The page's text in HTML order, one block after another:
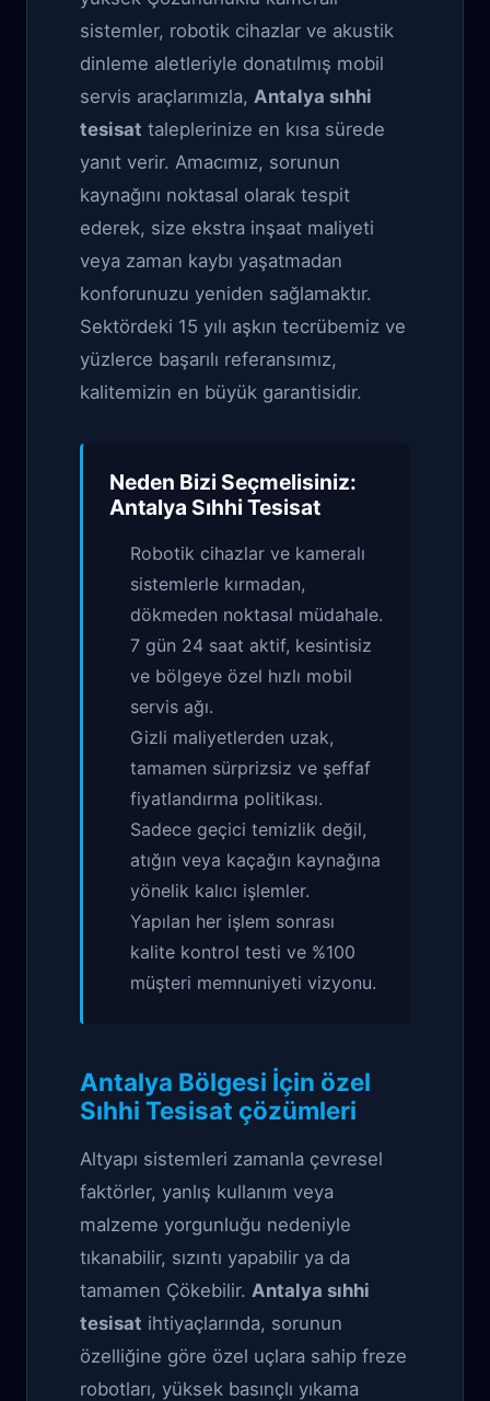
sistemler, robotik cihazlar ve akustik
dinleme aletleriyle donatılmış mobil
servis araçlarımızla, Antalya sıhhi
tesisat taleplerinize en kısa sürede
yanıt verir. Amacımız, sorunun
kaynağını noktasal olarak tespit
ederek, size ekstra inşaat maliyeti
veya zaman kaybı yaşatmadan
konforunuzu yeniden sağlamaktır.
Sektördeki 15 yılı aşkın tecrübemiz ve
yüzlerce başarılı referansımız,
kalitemizin en büyük garantisidir.
Neden Bizi Seçmelisiniz:
Antalya Sıhhi Tesisat
Robotik cihazlar ve kameralı
sistemlerle kırmadan,
dökmeden noktasal müdahale.
7 gün 24 saat aktif, kesintisiz
ve bölgeye özel hızlı mobil
servis ağı.
Gizli maliyetlerden uzak,
tamamen sürprizsiz ve şeffaf
fiyatlandırma politikası.
Sadece geçici temizlik değil,
atığın veya kaçağın kaynağına
yönelik kalıcı işlemler.
Yapılan her işlem sonrası
kalite kontrol testi ve %100
müşteri memnuniyeti vizyonu.
Antalya Bölgesi İçin özel
Sıhhi Tesisat çözümleri
Altyapı sistemleri zamanla çevresel
faktörler, yanlış kullanım veya
malzeme yorgunluğu nedeniyle
tıkanabilir, sızıntı yapabilir ya da
tamamen Çökebilir. Antalya sıhhi
tesisat ihtiyaçlarında, sorunun
özelliğine göre özel uçlara sahip freze
robotları, yüksek basınçlı yıkama